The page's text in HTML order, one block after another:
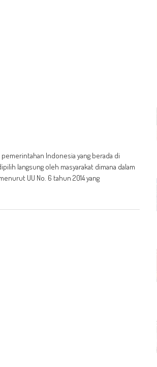
Indonesia yang berada di
langsung oleh masyarakat dimana dalam
UU No. 6 tahun 2014 yang